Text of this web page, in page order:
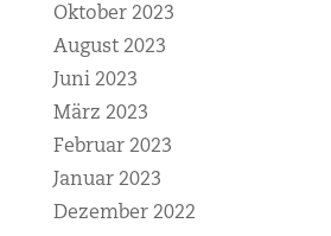
Oktober 2023
August 2023
Juni 2023
März 2023
Februar 2023
Januar 2023
Dezember 2022